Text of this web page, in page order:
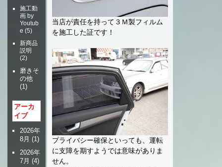
当店が責任を持って３Ｍ製フィルム
を施工した証です！
プライバシー確保といっても、運転
に支障を期すようでは意味がありま
せん。
施工動
画 by
Youtub
e (5)
新商品
説明
(2)
磨きそ
の他
(1)
アーカ
イブ
2026年
8月 (1)
2026年
7月 (4)